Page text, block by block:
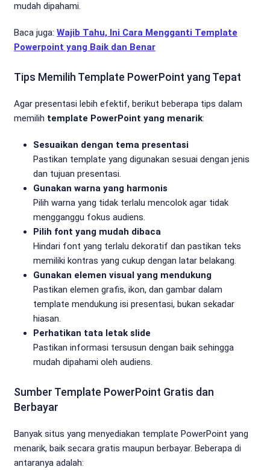
mudah dipahami.
Baca juga: Wajib Tahu, Ini Cara Mengganti Template
Powerpoint yang Baik dan Benar
Tips Memilih Template PowerPoint yang Tepat
Agar presentasi lebih efektif, berikut beberapa tips dalam
memilih template PowerPoint yang menarik:
Sesuaikan dengan tema presentasi
Pastikan template yang digunakan sesuai dengan jenis
dan tujuan presentasi.
Gunakan warna yang harmonis
Pilih warna yang tidak terlalu mencolok agar tidak
mengganggu fokus audiens.
Pilih font yang mudah dibaca
Hindari font yang terlalu dekoratif dan pastikan teks
memiliki kontras yang cukup dengan latar belakang.
Gunakan elemen visual yang mendukung
Pastikan elemen grafis, ikon, dan gambar dalam
template mendukung isi presentasi, bukan sekadar
hiasan.
Perhatikan tata letak slide
Pastikan informasi tersusun dengan baik sehingga
mudah dipahami oleh audiens.
Sumber Template PowerPoint Gratis dan
Berbayar
Banyak situs yang menyediakan template PowerPoint yang
menarik, baik secara gratis maupun berbayar. Beberapa di
antaranya adalah: